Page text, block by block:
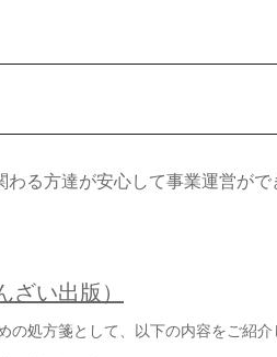
る方達が安心して事業運営がで
ざい出版）
の処方箋として、以下の内容をご